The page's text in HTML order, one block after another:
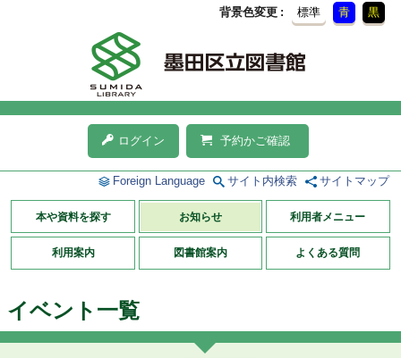
背景色変更 標準 青 黒
ログイン 予約かご確認
Foreign Language サイト内検索 サイトマップ
本や資料を探す お知らせ 利用者メニュー
利用案内 図書館案内 よくある質問
イベント一覧